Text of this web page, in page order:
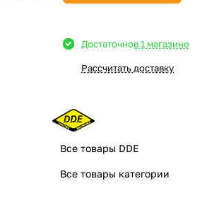
Достаточнов 1 магазине
Рассчитать доставку
Все товары DDE
Все товары категории
любого банка